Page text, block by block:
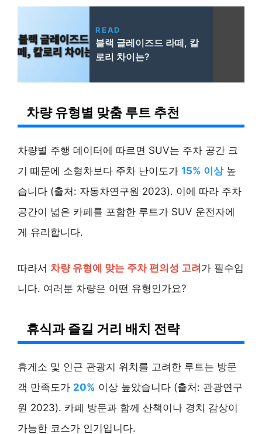
READ
블랙 글레이즈드 라떼, 칼
로리 차이는?
차량 유형별 맞춤 루트 추천
차량별 주행 데이터에 따르면 SUV는 주차 공간 크
기 때문에 소형차보다 주차 난이도가 15% 이상높
습니다 (출처: 자동차연구원 2023). 이에 따라 주차
공간이 넓은 카페를 포함한 루트가 SUV 운전자에
게 유리합니다.
따라서 차량 유형에 맞는 주차 편의성 고려가 필수입
니다. 여러분 차량은 어떤 유형인가요?
휴식과 즐길 거리 배치 전략
휴게소 및 인근 관광지 위치를 고려한 루트는 방문
객 만족도가 20% 이상 높았습니다 (출처: 관광연구
원 2023). 카페 방문과 함께 산책이나 경치 감상이
가능한 코스가 인기입니다.